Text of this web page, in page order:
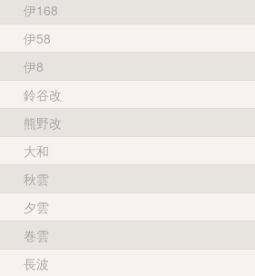
伊168
伊58
伊8
鈴谷改
熊野改
大和
秋雲
夕雲
巻雲
長波